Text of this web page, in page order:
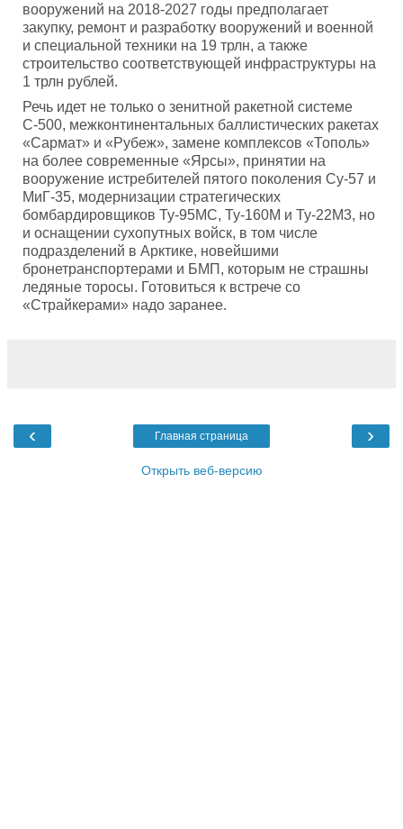
вооружений на 2018-2027 годы предполагает
закупку, ремонт и разработку вооружений и военной
и специальной техники на 19 трлн, а также
строительство соответствующей инфраструктуры на
1 трлн рублей.
Речь идет не только о зенитной ракетной системе
С-500, межконтинентальных баллистических ракетах
«Сармат» и «Рубеж», замене комплексов «Тополь»
на более современные «Ярсы», принятии на
вооружение истребителей пятого поколения Су-57 и
МиГ-35, модернизации стратегических
бомбардировщиков Ту-95МС, Ту-160М и Ту-22М3, но
и оснащении сухопутных войск, в том числе
подразделений в Арктике, новейшими
бронетранспортерами и БМП, которым не страшны
ледяные торосы. Готовиться к встрече со
«Страйкерами» надо заранее.
‹ ›
Главная страница
Открыть веб-версию